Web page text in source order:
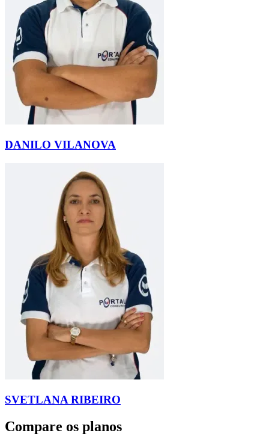
DANILO VILANOVA
SVETLANA RIBEIRO
Compare os planos